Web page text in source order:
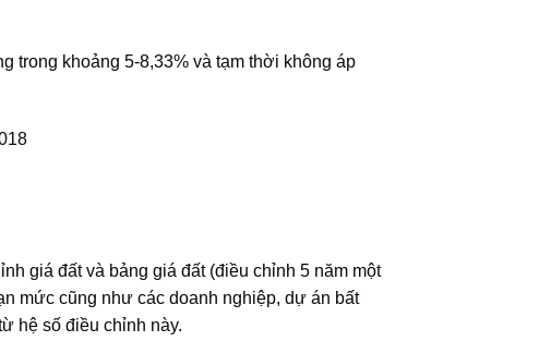
trong khoảng 5-8,33% và tạm thời không áp
giá đất và bảng giá đất (điều chỉnh 5 năm một
mức cũng như các doanh nghiệp, dự án bất
hệ số điều chỉnh này.